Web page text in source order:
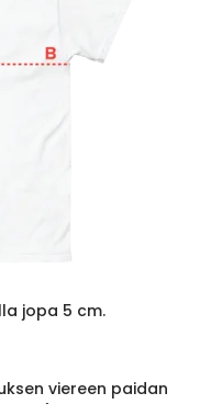
jopa 5 cm.
viereen paidan